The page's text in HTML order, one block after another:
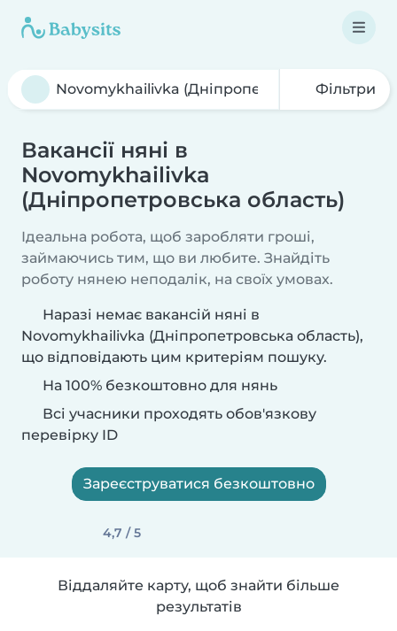
Фільтри
Вакансії няні в
Novomykhailivka
(Дніпропетровська область)
Ідеальна робота, щоб заробляти гроші,
займаючись тим, що ви любите. Знайдіть
роботу нянею неподалік, на своїх умовах.
Наразі немає вакансій няні в
Novomykhailivka (Дніпропетровська область),
що відповідають цим критеріям пошуку.
На 100% безкоштовно для нянь
Всі учасники проходять обов'язкову
перевірку ID
Зареєструватися безкоштовно
4,7 / 5
Віддаляйте карту, щоб знайти більше
результатів